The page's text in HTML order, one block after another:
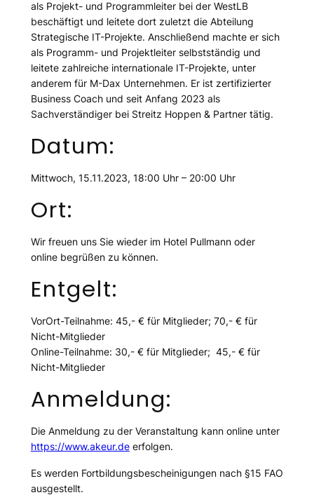
als Projekt- und Programmleiter bei der WestLB
beschäftigt und leitete dort zuletzt die Abteilung
Strategische IT-Projekte. Anschließend machte er sich
als Programm- und Projektleiter selbstständig und
leitete zahlreiche internationale IT-Projekte, unter
anderem für M-Dax Unternehmen. Er ist zertifizierter
Business Coach und seit Anfang 2023 als
Sachverständiger bei Streitz Hoppen & Partner tätig.
Datum:
Mittwoch, 15.11.2023, 18:00 Uhr – 20:00 Uhr
Ort:
Wir freuen uns Sie wieder im Hotel Pullmann oder
online begrüßen zu können.
Entgelt:
VorOrt-Teilnahme: 45,- € für Mitglieder; 70,- € für
Nicht-Mitglieder
Online-Teilnahme: 30,- € für Mitglieder; 45,- € für
Nicht-Mitglieder
Anmeldung:
Die Anmeldung zu der Veranstaltung kann online unter
https://www.akeur.deerfolgen.
Es werden Fortbildungsbescheinigungen nach §15 FAO
ausgestellt.